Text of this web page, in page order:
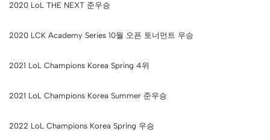
2020 LoL THE NEXT 준우승
2020 LCK Academy Series 10월 오픈 토너먼트 우승
2021 LoL Champions Korea Spring 4위
2021 LoL Champions Korea Summer 준우승
2022 LoL Champions Korea Spring 우승